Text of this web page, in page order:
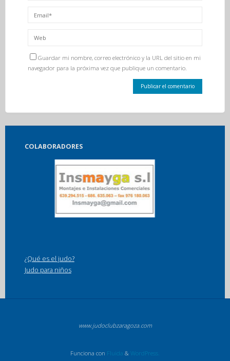
Guardar mi nombre, correo electrónico y la URL del sitio en mi
navegador para la próxima vez que publique un comentario.
COLABORADORES
¿Qué es el judo?
Judo para niños
www.judoclubzaragoza.com
Funciona con Fluida & WordPress.